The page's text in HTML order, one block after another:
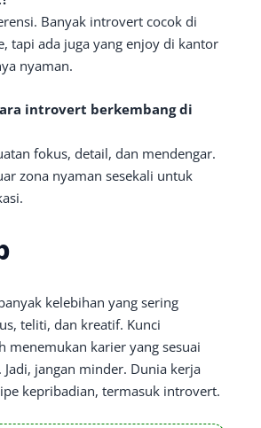
Banyak introvert cocok di
tapi ada juga yang enjoy di kantor
nyaman.
introvert berkembang di
fokus, detail, dan mendengar.
zona nyaman sesekali untuk
kelebihan yang sering
teliti, dan kreatif. Kunci
menemukan karier yang sesuai
jangan minder. Dunia kerja
kepribadian, termasuk introvert.